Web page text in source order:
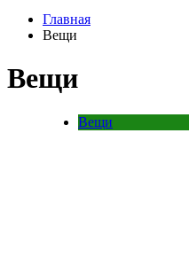
Главная
Вещи
Вещи
Вещи